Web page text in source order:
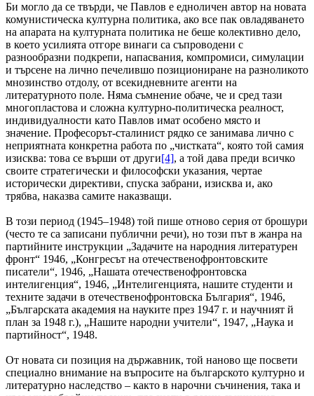
Би могло да се твърди, че Павлов е едноличен автор на новата
комунистическа културна политика, ако все пак овладяването
на апарата на културната политика не беше колективно дело,
в което усилията отгоре винаги са съпроводени с
разнообразни подкрепи, напасвания, компромиси, симулации
и търсене на лично печелившо позициониране на разноликото
мнозинство отдолу, от всекидневните агенти на
литературното поле. Няма съмнение обаче, че и сред тази
многопластова и сложна културно-политическа реалност,
индивидуалности като Павлов имат особено място и
значение. Професорът-сталинист рядко се занимава лично с
неприятната конкретна работа по „чистката“, която той самия
изисква: това се върши от други[4], а той дава преди всичко
своите стратегически и философски указания, чертае
исторически директиви, спуска забрани, изисква и, ако
трябва, наказва самите наказващи.
В този период (1945–1948) той пише отново серия от брошури
(често те са записани публични речи), но този път в жанра на
партийните инструкции „Задачите на народния литературен
фронт“ 1946, „Конгресът на отечественофронтовските
писатели“, 1946, „Нашата отечественофронтовска
интелигенция“, 1946, „Интелигенцията, нашите студенти и
техните задачи в отечественофронтовска България“, 1946,
„Българската академия на науките през 1947 г. и научният й
план за 1948 г.), „Нашите народни учители“, 1947, „Наука и
партийност“, 1948.
От новата си позиция на държавник, той наново ще посвети
специално внимание на въпросите на българското културно и
литературно наследство – както в нарочни съчинения, така и